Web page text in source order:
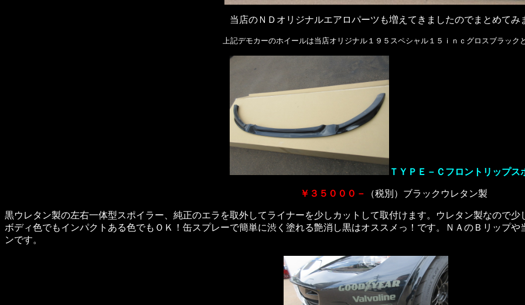
当店のＮＤオリジナルエアロパーツも増えてきましたのでまとめてみ
上記デモカーのホイールは当店オリジナル１９５スペシャル１５ｉｎｃグロスブラック
ＴＹＰＥ－Ｃフロントリップス
￥３５０００－ （税別）ブラックウレタン製
黒ウレタン製の左右一体型スポイラー、純正のエラを取外してライナーを少しカットして取付けます。ウレタン製なので
ボディ色でもインパクトある色でもＯＫ！缶スプレーで簡単に渋く塗れる艶消し黒はオススメっ！です。ＮＡのＢリップ
ンです。